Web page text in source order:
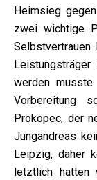
Heimsieg
zwei wichtige
werden
Vorbereitung
Prokopec, der
Jungandreas
Leipzig, daher
letztlich hatten